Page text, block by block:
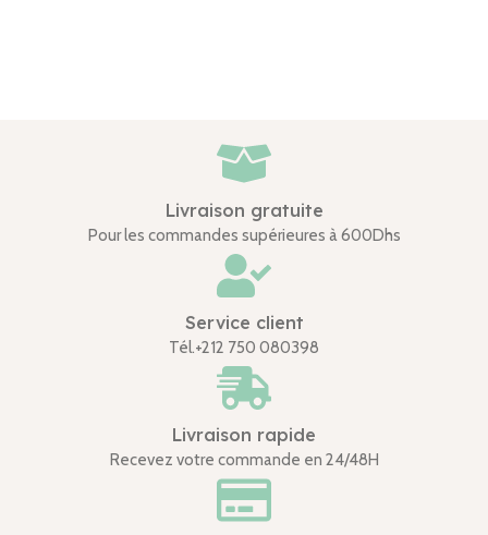
Livraison gratuite
Pour les commandes supérieures à 600Dhs
Service client
Tél.+212 750 080398
Livraison rapide
Recevez votre commande en 24/48H